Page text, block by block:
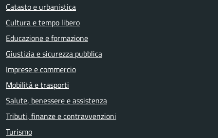
Catasto e urbanistica
Cultura e tempo libero
Educazione e formazione
Giustizia e sicurezza pubblica
Imprese e commercio
Mobilità e trasporti
Salute, benessere e assistenza
Tributi, finanze e contravvenzioni
Turismo